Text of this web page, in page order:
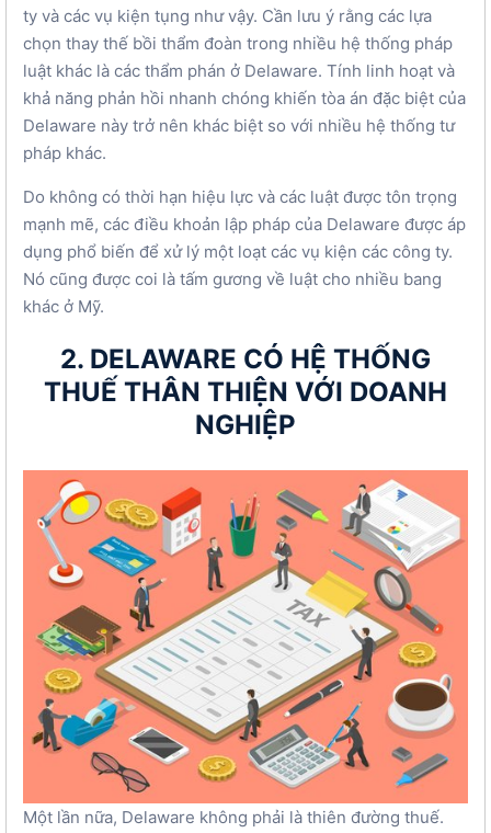
ty và các vụ kiện tụng như vậy. Cần lưu ý rằng các lựa
chọn thay thế bồi thẩm đoàn trong nhiều hệ thống pháp
luật khác là các thẩm phán ở Delaware. Tính linh hoạt và
khả năng phản hồi nhanh chóng khiến tòa án đặc biệt của
Delaware này trở nên khác biệt so với nhiều hệ thống tư
pháp khác.
Do không có thời hạn hiệu lực và các luật được tôn trọng
mạnh mẽ, các điều khoản lập pháp của Delaware được áp
dụng phổ biến để xử lý một loạt các vụ kiện các công ty.
Nó cũng được coi là tấm gương về luật cho nhiều bang
khác ở Mỹ.
2. DELAWARE CÓ HỆ THỐNG
THUẾ THÂN THIỆN VỚI DOANH
NGHIỆP
Một lần nữa, Delaware không phải là thiên đường thuế.